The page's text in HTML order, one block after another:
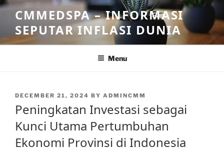
Skip
content
CMMEDSPA – INFORMASI
SEPUTAR INFLASI DUNIA
Menu
POSTED
DECEMBER 21, 2024 BY ADMINCMM
Peningkatan Investasi sebagai
Kunci Utama Pertumbuhan
Ekonomi Provinsi di Indonesia